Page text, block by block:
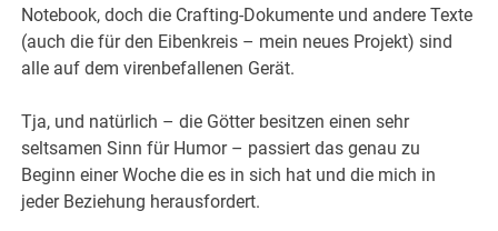
Notebook, doch die Crafting-Dokumente und andere Texte
(auch die für den Eibenkreis – mein neues Projekt) sind
alle auf dem virenbefallenen Gerät.
Tja, und natürlich – die Götter besitzen einen sehr
seltsamen Sinn für Humor – passiert das genau zu
Beginn einer Woche die es in sich hat und die mich in
jeder Beziehung herausfordert.